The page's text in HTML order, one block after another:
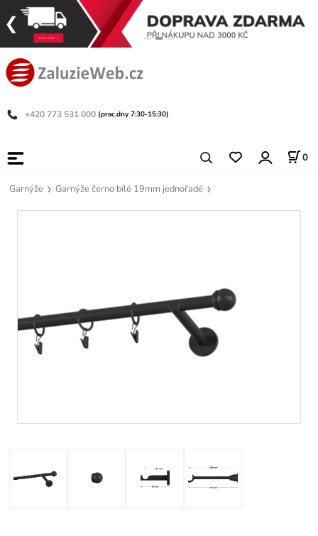
+420 773 531 000 (prac.dny 7:30-15:30)
0
Garnýže Garnýže černo bílé 19mm jednořadé